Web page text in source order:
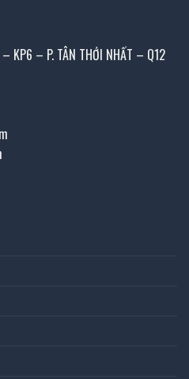
KP6 – P. TÂN THỚI NHẤT – Q12